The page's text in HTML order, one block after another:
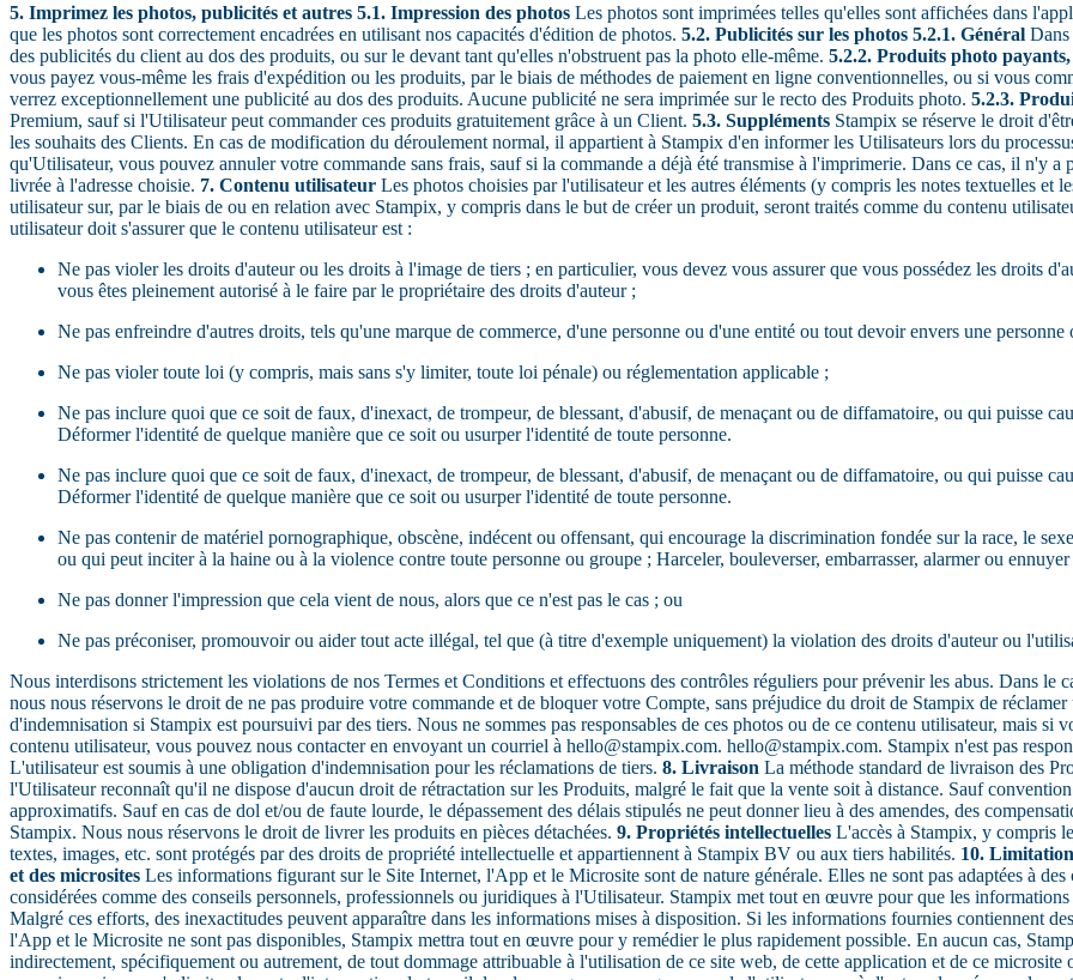
5. Imprimez les photos, publicités et autres 5.1. Impression des photos Les photos sont imprimées telles qu'elles sont affichées dans
que les photos sont correctement encadrées en utilisant nos capacités d'édition de photos. 5.2. Publicités sur les photos 5.2.1. Général
des publicités du client au dos des produits, ou sur le devant tant qu'elles n'obstruent pas la photo elle-même. 5.2.2. Produits photo
vous payez vous-même les frais d'expédition ou les produits, par le biais de méthodes de paiement en ligne conventionnelles, ou si vous
verrez exceptionnellement une publicité au dos des produits. Aucune publicité ne sera imprimée sur le recto des Produits photo. 5.2.3.
Premium, sauf si l'Utilisateur peut commander ces produits gratuitement grâce à un Client. 5.3. Suppléments Stampix se réserve le droit
les souhaits des Clients. En cas de modification du déroulement normal, il appartient à Stampix d'en informer les Utilisateurs lors du
qu'Utilisateur, vous pouvez annuler votre commande sans frais, sauf si la commande a déjà été transmise à l'imprimerie. Dans ce cas, il n'y
livrée à l'adresse choisie. 7. Contenu utilisateur Les photos choisies par l'utilisateur et les autres éléments (y compris les notes textuelles et
utilisateur sur, par le biais de ou en relation avec Stampix, y compris dans le but de créer un produit, seront traités comme du contenu
utilisateur doit s'assurer que le contenu utilisateur est :
Ne pas violer les droits d'auteur ou les droits à l'image de tiers ; en particulier, vous devez vous assurer que vous possédez les droits
vous êtes pleinement autorisé à le faire par le propriétaire des droits d'auteur ;
Ne pas enfreindre d'autres droits, tels qu'une marque de commerce, d'une personne ou d'une entité ou tout devoir envers une
Ne pas violer toute loi (y compris, mais sans s'y limiter, toute loi pénale) ou réglementation applicable ;
Ne pas inclure quoi que ce soit de faux, d'inexact, de trompeur, de blessant, d'abusif, de menaçant ou de diffamatoire, ou qui puisse
Déformer l'identité de quelque manière que ce soit ou usurper l'identité de toute personne.
Ne pas inclure quoi que ce soit de faux, d'inexact, de trompeur, de blessant, d'abusif, de menaçant ou de diffamatoire, ou qui puisse
Déformer l'identité de quelque manière que ce soit ou usurper l'identité de toute personne.
Ne pas contenir de matériel pornographique, obscène, indécent ou offensant, qui encourage la discrimination fondée sur la race, le
ou qui peut inciter à la haine ou à la violence contre toute personne ou groupe ; Harceler, bouleverser, embarrasser, alarmer ou
Ne pas donner l'impression que cela vient de nous, alors que ce n'est pas le cas ; ou
Ne pas préconiser, promouvoir ou aider tout acte illégal, tel que (à titre d'exemple uniquement) la violation des droits d'auteur ou
Nous interdisons strictement les violations de nos Termes et Conditions et effectuons des contrôles réguliers pour prévenir les abus. Dans le
nous nous réservons le droit de ne pas produire votre commande et de bloquer votre Compte, sans préjudice du droit de Stampix de
d'indemnisation si Stampix est poursuivi par des tiers. Nous ne sommes pas responsables de ces photos ou de ce contenu utilisateur, mais
contenu utilisateur, vous pouvez nous contacter en envoyant un courriel à hello@stampix.com. hello@stampix.com. Stampix n'est pas
L'utilisateur est soumis à une obligation d'indemnisation pour les réclamations de tiers. 8. Livraison La méthode standard de livraison des
l'Utilisateur reconnaît qu'il ne dispose d'aucun droit de rétractation sur les Produits, malgré le fait que la vente soit à distance. Sauf
approximatifs. Sauf en cas de dol et/ou de faute lourde, le dépassement des délais stipulés ne peut donner lieu à des amendes, des
Stampix. Nous nous réservons le droit de livrer les produits en pièces détachées. 9. Propriétés intellectuelles L'accès à Stampix, y compris
textes, images, etc. sont protégés par des droits de propriété intellectuelle et appartiennent à Stampix BV ou aux tiers habilités. 10.
et des microsites Les informations figurant sur le Site Internet, l'App et le Microsite sont de nature générale. Elles ne sont pas adaptées à
considérées comme des conseils personnels, professionnels ou juridiques à l'Utilisateur. Stampix met tout en œuvre pour que les
Malgré ces efforts, des inexactitudes peuvent apparaître dans les informations mises à disposition. Si les informations fournies contiennent
l'App et le Microsite ne sont pas disponibles, Stampix mettra tout en œuvre pour y remédier le plus rapidement possible. En aucun cas,
indirectement, spécifiquement ou autrement, de tout dommage attribuable à l'utilisation de ce site web, de cette application et de ce